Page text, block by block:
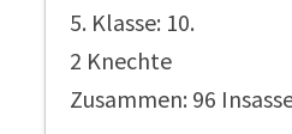
5. Klasse: 10.
2 Knechte
Zusammen: 96